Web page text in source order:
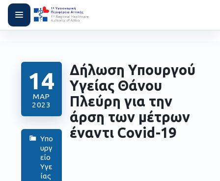
14
ΜΑΡ
2023
Υπο
υργ
είο
Υγε
ίας
Δήλωση Υπουργού
Υγείας Θάνου
Πλεύρη για την
άρση των μέτρων
έναντι Covid-19